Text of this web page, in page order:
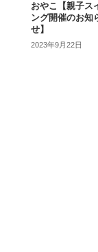
おやこ【親子ス
ング開催のお知
せ】
2023年9月22日